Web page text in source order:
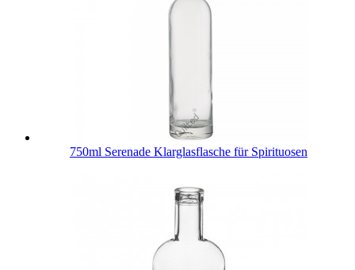
750ml Serenade Klarglasflasche für Spirituosen